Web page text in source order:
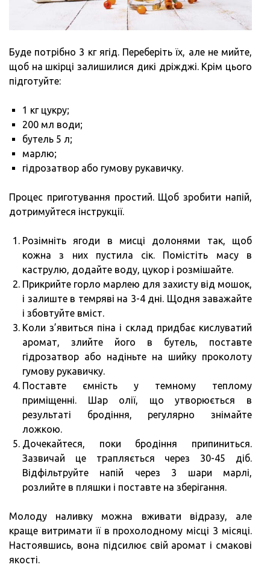
Буде потрібно 3 кг ягід. Переберіть їх, але не мийте,
щоб на шкірці залишилися дикі дріжджі. Крім цього
підготуйте:
1 кг цукру;
200 мл води;
бутель 5 л;
марлю;
гідрозатвор або гумову рукавичку.
Процес приготування простий. Щоб зробити напій,
дотримуйтеся інструкції.
Розімніть ягоди в мисці долонями так, щоб
кожна з них пустила сік. Помістіть масу в
каструлю, додайте воду, цукор і розмішайте.
Прикрийте горло марлею для захисту від мошок,
і залиште в темряві на 3-4 дні. Щодня заважайте
і збовтуйте вміст.
Коли з’явиться піна і склад придбає кислуватий
аромат, злийте його в бутель, поставте
гідрозатвор або надіньте на шийку проколоту
гумову рукавичку.
Поставте ємність у темному теплому
приміщенні. Шар олії, що утворюється в
результаті бродіння, регулярно знімайте
ложкою.
Дочекайтеся, поки бродіння припиниться.
Зазвичай це трапляється через 30-45 діб.
Відфільтруйте напій через 3 шари марлі,
розлийте в пляшки і поставте на зберігання.
Молоду наливку можна вживати відразу, але
краще витримати її в прохолодному місці 3 місяці.
Настоявшись, вона підсилює свій аромат і смакові
якості.